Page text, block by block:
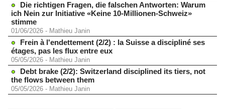
Die richtigen Fragen, die falschen Antworten: Warum
ich Nein zur Initiative «Keine 10-Millionen-Schweiz»
stimme
01/06/2026 - Mathieu Janin
Frein à l'endettement (2/2) : la Suisse a discipliné ses
étages, pas les flux entre eux
05/05/2026 - Mathieu Janin
Debt brake (2/2): Switzerland disciplined its tiers, not
the flows between them
05/05/2026 - Mathieu Janin